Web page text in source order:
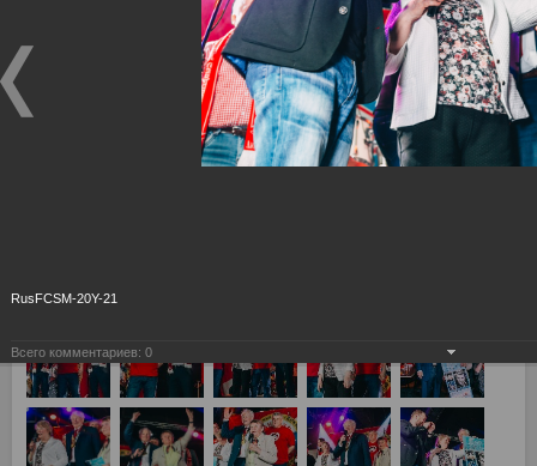
Награждения ФК Спартак Москва
20-ти Летие Российского Фан-клуба "Спартак" Москва
RusFCSM-20Y-21
Всего комментариев: 0